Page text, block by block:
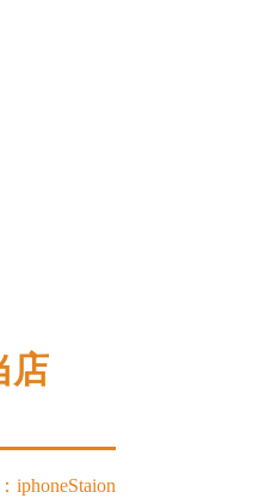
店
iphoneStaion